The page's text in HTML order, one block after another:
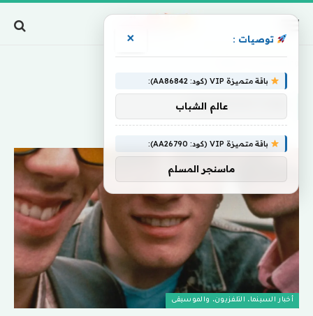
TRAINSPOTTING
أخبار السينما، التلفزيون، والموسيقى
توصيات : ×
باقة متميزة VIP (كود: AA86842):
عالم الشباب
باقة متميزة VIP (كود: AA26790):
ماسنجر المسلم